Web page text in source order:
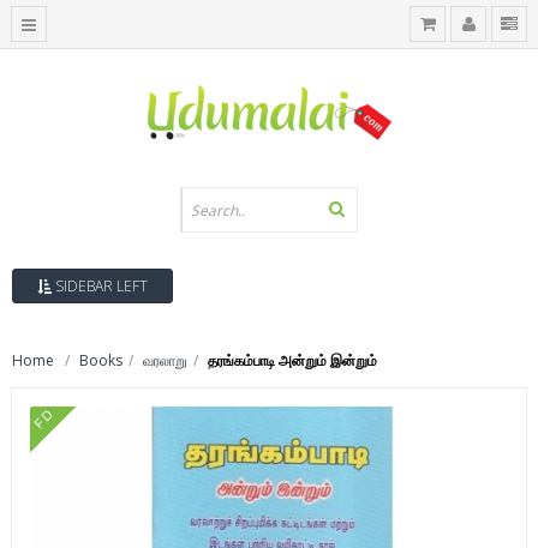
SIDEBAR LEFT
Home Books வரலாறு தரங்கம்பாடி அன்றும் இன்றும்
FD